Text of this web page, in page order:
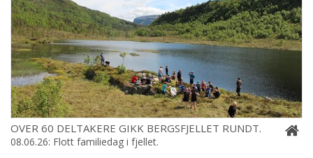
OVER 60 DELTAKERE GIKK BERGSFJELLET RUNDT.
08.06.26: Flott familiedag i fjellet.